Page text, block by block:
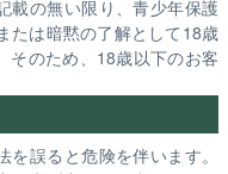
載の無い限り、青少年保護
たは暗黙の了解として18歳
そのため、18歳以下のお客
誤ると危険を伴います。